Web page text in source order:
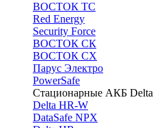
ВОСТОК ТС
Red Energy
Security Force
ВОСТОК СК
ВОСТОК СХ
Парус Электро
PowerSafe
Стационарные АКБ Delta
Delta HR-W
DataSafe NPX